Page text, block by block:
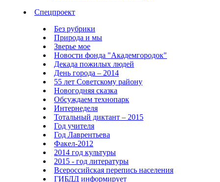
Спецпроект
Без рубрики
Природа и мы
Зверье мое
Новости фонда "Академгородок"
Декада пожилых людей
День города – 2014
55 лет Советскому району
Новогодняя сказка
Обсуждаем технопарк
Интернеделя
Тотальный диктант – 2015
Год учителя
Год Лаврентьева
Факел-2012
2014 год культуры
2015 - год литературы
Всероссийская перепись населения
ГИБДД информирует